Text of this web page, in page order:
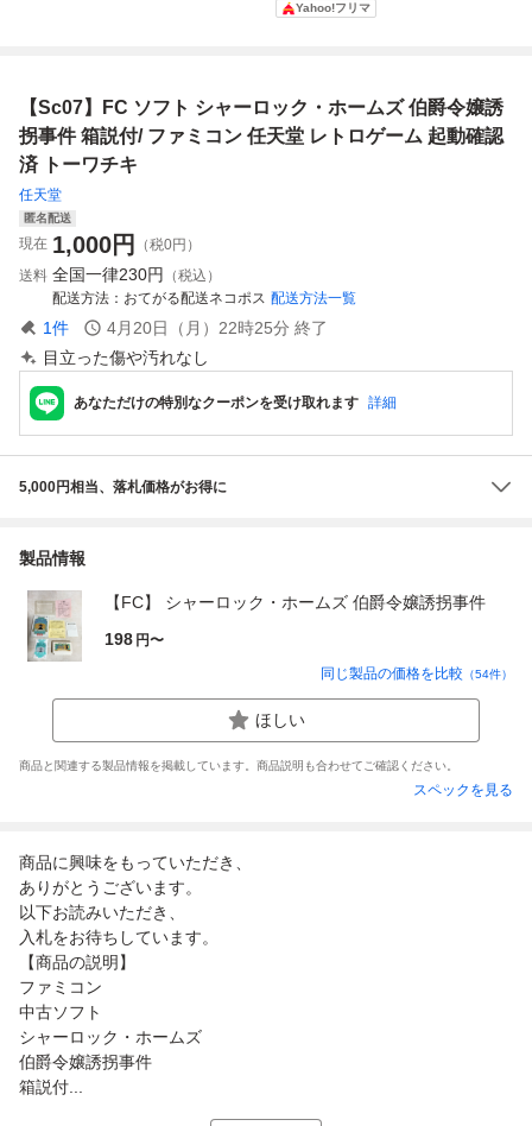
ーター 任天堂
ファミコン☆レト
Yahoo!フリマ
【Sc07】FC ソフト シャーロック・ホームズ 伯爵令嬢誘
拐事件 箱説付/ ファミコン 任天堂 レトロゲーム 起動確認
済 トーワチキ
任天堂
匿名配送
現在 1,000円
（税0円）
送料 全国一律230円
（税込）
配送方法
おてがる配送ネコポス 配送方法一覧
1件 4月20日（月）22時25分 終了
目立った傷や汚れなし
あなただけの特別なクーポンを受け取れます 詳細
5,000円相当、落札価格がお得に
製品情報
【FC】 シャーロック・ホームズ 伯爵令嬢誘拐事件
198 円〜
同じ製品の価格を比較 （54件）
ほしい
商品と関連する製品情報を掲載しています。商品説明も合わせてご確認ください。
スペックを見る
商品に興味をもっていただき、
ありがとうございます。
以下お読みいただき、
入札をお待ちしています。
【商品の説明】
ファミコン
中古ソフト
シャーロック・ホームズ
伯爵令嬢誘拐事件
箱説付...